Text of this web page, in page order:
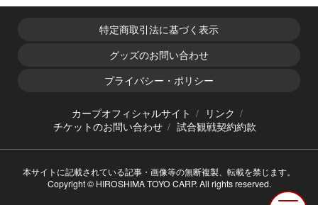
特定商取引法に基づく表示
グッズのお問い合わせ
プライバシー・ポリシー
カープオフィシャルサイト
リンク
チケットのお問い合わせ
試合観戦契約約款
本サイトに記載されている記事・画像等の無断複製、転載を禁じます。
Copyright © HIROSHIMA TOYO CARP. All rights reserved.